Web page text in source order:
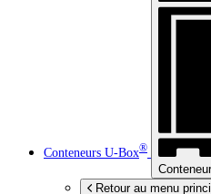
Conteneurs U-Box®
Retour au menu